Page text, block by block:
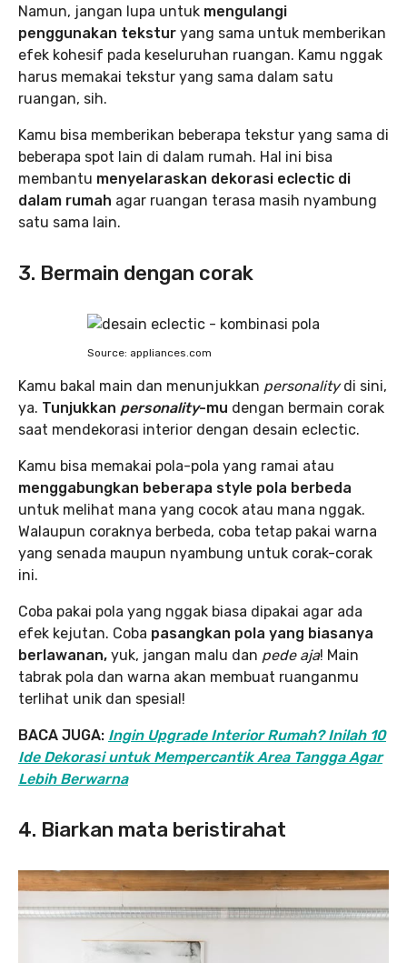
Namun, jangan lupa untuk mengulangi
penggunakan tekstur yang sama untuk memberikan
efek kohesif pada keseluruhan ruangan. Kamu nggak
harus memakai tekstur yang sama dalam satu
ruangan, sih.
Kamu bisa memberikan beberapa tekstur yang sama di
beberapa spot lain di dalam rumah. Hal ini bisa
membantu menyelaraskan dekorasi eclectic di
dalam rumah agar ruangan terasa masih nyambung
satu sama lain.
3. Bermain dengan corak
Source: appliances.com
Kamu bakal main dan menunjukkan personalitydi sini,
ya. Tunjukkan personality-mu dengan bermain corak
saat mendekorasi interior dengan desain eclectic.
Kamu bisa memakai pola-pola yang ramai atau
menggabungkan beberapa style pola berbeda
untuk melihat mana yang cocok atau mana nggak.
Walaupun coraknya berbeda, coba tetap pakai warna
yang senada maupun nyambung untuk corak-corak
ini.
Coba pakai pola yang nggak biasa dipakai agar ada
efek kejutan. Coba pasangkan pola yang biasanya
berlawanan, yuk, jangan malu dan pede aja! Main
tabrak pola dan warna akan membuat ruanganmu
terlihat unik dan spesial!
BACA JUGA: Ingin Upgrade Interior Rumah? Inilah 10
Ide Dekorasi untuk Mempercantik Area Tangga Agar
Lebih Berwarna
4. Biarkan mata beristirahat